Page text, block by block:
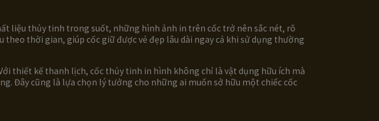
liệu thủy tinh trong suốt, những hình ảnh in trên cốc trở nên sắc nét, rõ
thời gian, giúp cốc giữ được vẻ đẹp lâu dài ngay cả khi sử dụng thường
thiết kế thanh lịch, cốc thủy tinh in hình không chỉ là vật dụng hữu ích mà
Đây cũng là lựa chọn lý tưởng cho những ai muốn sở hữu một chiếc cốc